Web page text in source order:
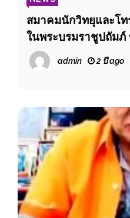
สมาคมนักวิทยุและโท
ในพระบรมราชูปถัมภ์
พระพร พระบาทสมเด็
โอกาสพระราชพิธีมห
admin 2 ปี ago